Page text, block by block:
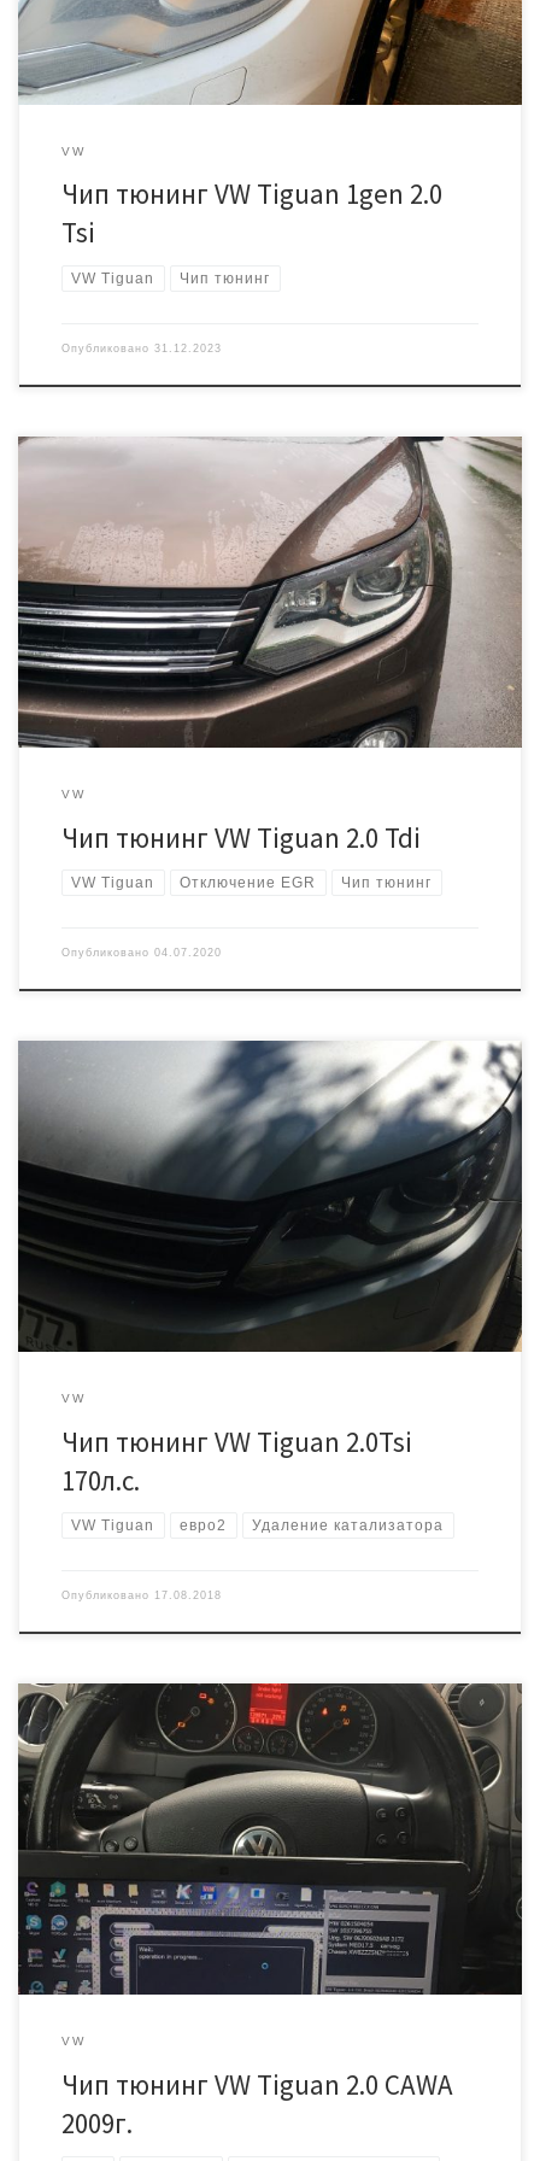
«легкий» Stage 1 на 250 лошадиных сил
VW
Чип тюнинг VW Tiguan 1gen 2.0
Tsi
VW Tiguan Чип тюнинг
Опубликовано 31.12.2023
Фольксваген Тигуан с дизельным двигателем 2 литра. Пробег
96000 км. Появилась ошибка по клапану ЕГР, владелец решил
заглушить систему и сделать чип тюнинг. Проверяем состояние
трубок и впускного коллектора Впускной коллектор очень
грязный Ну в общем то диагностика нас не обманула,
приступаем к физическому удалению системы рециркуляции
отработавших газов. Изначально […]
VW
Чип тюнинг VW Tiguan 2.0 Tdi
VW Tiguan Отключение EGR Чип тюнинг
Опубликовано 04.07.2020
Мощность: 170/240 л.с., Момент: 280/350Н.м
VW
Чип тюнинг VW Tiguan 2.0Tsi
170л.с.
VW Tiguan евро2 Удаление катализатора
Опубликовано 17.08.2018
К нам на чип тюнинг приехал Фольксваген Тигуан 2009 года с
бензиновым мотором 2,0 мощностью 170 лошадиных сил.
Буквенное обозначение двигателя CAWA Точно такой же
двигатель на других марках и моделях VAG группы имеет 200
лошадей, тут же его «придушили» до 170 и поставили
классический автомат и полный привод… Заводские […]
VW
Чип тюнинг VW Tiguan 2.0 CAWA
2009г.